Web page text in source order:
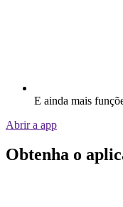
E ainda mais
Abrir a app
Obtenha o